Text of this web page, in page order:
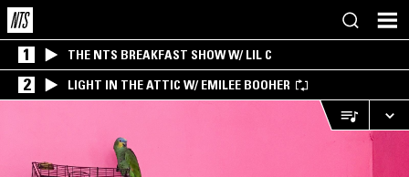
1 THE NTS BREAKFAST SHOW W/ LIL C
2 LIGHT IN THE ATTIC W/ EMILEE BOOHER